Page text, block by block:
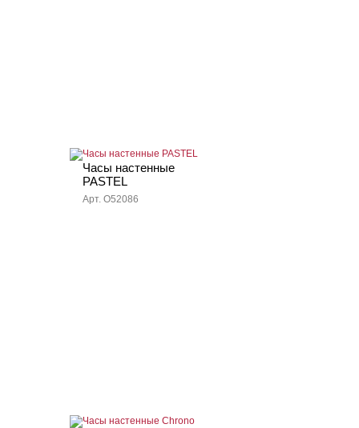
Часы настенные
PASTEL
Арт. O52086